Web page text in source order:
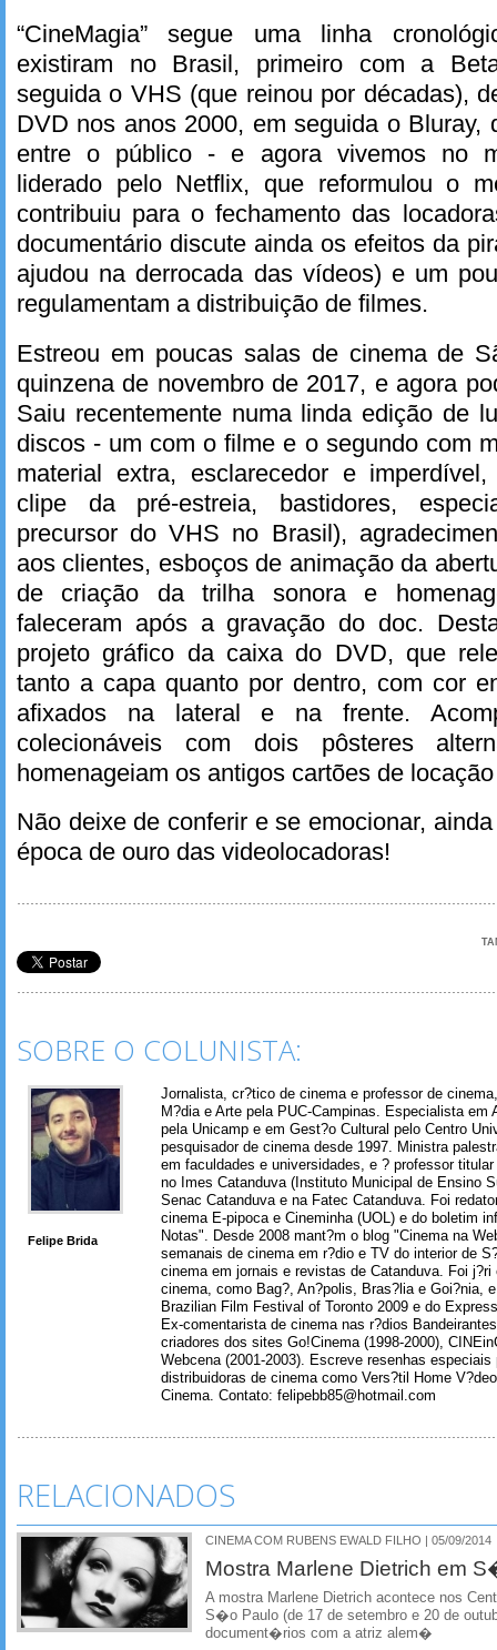
“CineMagia” segue uma linha
existiram no Brasil, primeiro com a
seguida o VHS (que reinou por décadas),
DVD nos anos 2000, em seguida o Bluray,
entre o público - e agora vivemos no
liderado pelo Netflix, que reformulou o
contribuiu para o fechamento das
documentário discute ainda os efeitos da
ajudou na derrocada das vídeos) e um
regulamentam a distribuição de filmes.
Estreou em poucas salas de cinema de
quinzena de novembro de 2017, e agora
Saiu recentemente numa linda edição de
discos - um com o filme e o segundo com
material extra, esclarecedor e
clipe da pré-estreia, bastidores,
precursor do VHS no Brasil),
aos clientes, esboços de animação da
de criação da trilha sonora e
faleceram após a gravação do doc.
projeto gráfico da caixa do DVD, que
tanto a capa quanto por dentro, com cor
afixados na lateral e na frente.
colecionáveis com dois pôsteres
homenageiam os antigos cartões de
Não deixe de conferir e se emocionar,
época de ouro das videolocadoras!
SOBRE O COLUNISTA:
Felipe Brida
Jornalista, cr?tico de cinema e professor de
M?dia e Arte pela PUC-Campinas. Especialista em
pela Unicamp e em Gest?o Cultural pelo Centro
pesquisador de cinema desde 1997. Ministra
em faculdades e universidades, e ? professor
no Imes Catanduva (Instituto Municipal de Ensino
Senac Catanduva e na Fatec Catanduva. Foi
cinema E-pipoca e Cineminha (UOL) e do boletim
Notas". Desde 2008 mant?m o blog "Cinema na
semanais de cinema em r?dio e TV do interior de
cinema em jornais e revistas de Catanduva. Foi
cinema, como Bag?, An?polis, Bras?lia e Goi?nia,
Brazilian Film Festival of Toronto 2009 e do
Ex-comentarista de cinema nas r?dios
criadores dos sites Go!Cinema (1998-2000),
Webcena (2001-2003). Escreve resenhas especiais
distribuidoras de cinema como Vers?til Home
Cinema. Contato: felipebb85@hotmail.com
RELACIONADOS
CINEMA COM RUBENS EWALD FILHO | 05/09/2014
Mostra Marlene Dietrich em
A mostra Marlene Dietrich acontece nos
S�o Paulo (de 17 de setembro e 20 de
document�rios com a atriz alem�